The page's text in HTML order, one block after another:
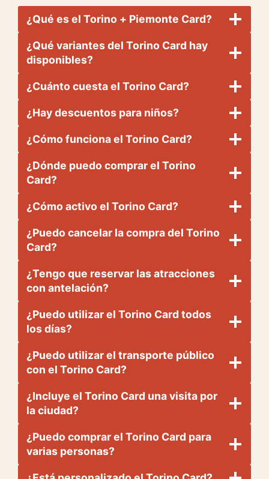
¿Qué es el Torino + Piemonte Card?
¿Qué variantes del Torino Card hay
disponibles?
¿Cuánto cuesta el Torino Card?
¿Hay descuentos para niños?
¿Cómo funciona el Torino Card?
¿Dónde puedo comprar el Torino
Card?
¿Cómo activo el Torino Card?
¿Puedo cancelar la compra del Torino
Card?
¿Tengo que reservar las atracciones
con antelación?
¿Puedo utilizar el Torino Card todos
los días?
¿Puedo utilizar el transporte público
con el Torino Card?
¿Incluye el Torino Card una visita por
la ciudad?
¿Puedo comprar el Torino Card para
varias personas?